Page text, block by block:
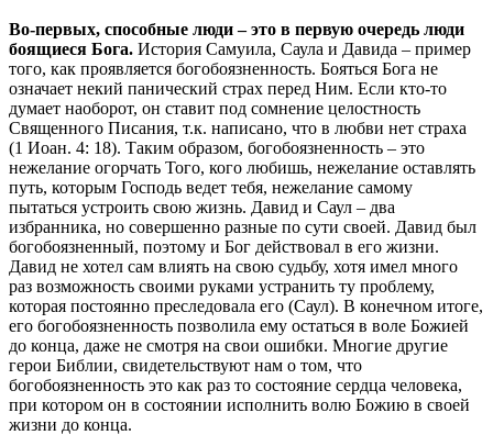
Во-первых, способные люди – это в первую очередь люди
боящиеся Бога. История Самуила, Саула и Давида – пример
того, как проявляется богобоязненность. Бояться Бога не
означает некий панический страх перед Ним. Если кто-то
думает наоборот, он ставит под сомнение целостность
Священного Писания, т.к. написано, что в любви нет страха
(1 Иоан. 4: 18). Таким образом, богобоязненность – это
нежелание огорчать Того, кого любишь, нежелание оставлять
путь, которым Господь ведет тебя, нежелание самому
пытаться устроить свою жизнь. Давид и Саул – два
избранника, но совершенно разные по сути своей. Давид был
богобоязненный, поэтому и Бог действовал в его жизни.
Давид не хотел сам влиять на свою судьбу, хотя имел много
раз возможность своими руками устранить ту проблему,
которая постоянно преследовала его (Саул). В конечном итоге,
его богобоязненность позволила ему остаться в воле Божией
до конца, даже не смотря на свои ошибки. Многие другие
герои Библии, свидетельствуют нам о том, что
богобоязненность это как раз то состояние сердца человека,
при котором он в состоянии исполнить волю Божию в своей
жизни до конца.